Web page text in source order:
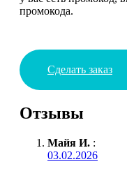
промокода.
Сделать заказ
Отзывы
Майя И. :
03.02.2026